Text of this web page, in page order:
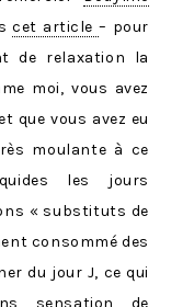
cet article– pour
de relaxation la
moi, vous avez
que vous avez eu
moulante à ce
les jours
« substituts de
consommé des
du jour J, ce qui